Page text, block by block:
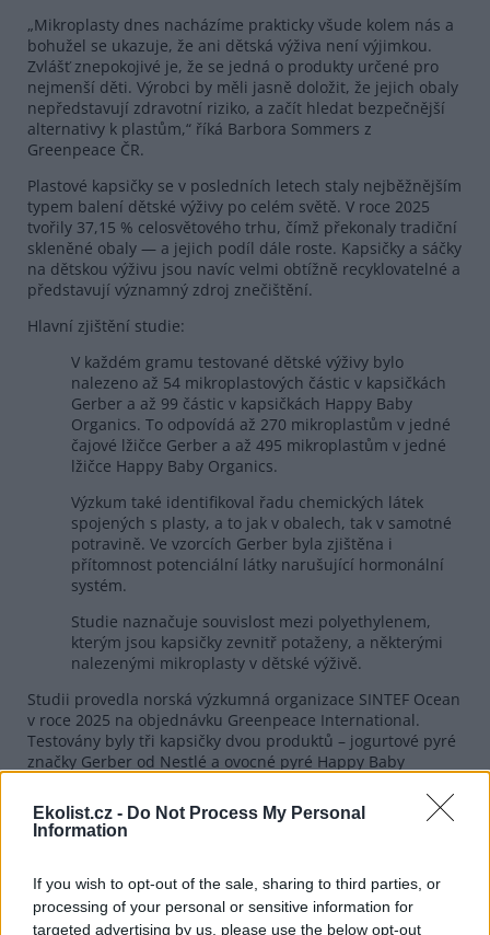
Ekolist.cz - Do Not Process My Personal
Information
If you wish to opt-out of the sale, sharing to third parties, or
processing of your personal or sensitive information for
targeted advertising by us, please use the below opt-out
„Mikroplasty dnes nacházíme prakticky všude kolem nás a
bohužel se ukazuje, že ani dětská výživa není výjimkou.
Zvlášť znepokojivé je, že se jedná o produkty určené pro
nejmenší děti. Výrobci by měli jasně doložit, že jejich obaly
nepředstavují zdravotní riziko, a začít hledat bezpečnější
alternativy k plastům,“ říká Barbora Sommers z
Greenpeace ČR.
Plastové kapsičky se v posledních letech staly nejběžnějším
typem balení dětské výživy po celém světě. V roce 2025
tvořily 37,15 % celosvětového trhu, čímž překonaly tradiční
skleněné obaly — a jejich podíl dále roste. Kapsičky a sáčky
na dětskou výživu jsou navíc velmi obtížně recyklovatelné a
představují významný zdroj znečištění.
Hlavní zjištění studie:
V každém gramu testované dětské výživy bylo
nalezeno až 54 mikroplastových částic v kapsičkách
Gerber a až 99 částic v kapsičkách Happy Baby
Organics. To odpovídá až 270 mikroplastům v jedné
čajové lžičce Gerber a až 495 mikroplastům v jedné
lžičce Happy Baby Organics.
Výzkum také identifikoval řadu chemických látek
spojených s plasty, a to jak v obalech, tak v samotné
potravině. Ve vzorcích Gerber byla zjištěna i
přítomnost potenciální látky narušující hormonální
systém.
Studie naznačuje souvislost mezi polyethylenem,
kterým jsou kapsičky zevnitř potaženy, a některými
nalezenými mikroplasty v dětské výživě.
Studii provedla norská výzkumná organizace SINTEF Ocean
v roce 2025 na objednávku Greenpeace International.
Testovány byly tři kapsičky dvou produktů – jogurtové pyré
značky Gerber od Nestlé a ovocné pyré Happy Baby
jaké se prodávají, bez zahřívání.
Greenpeace vyzývá společnosti Nestlé, Danone a další
produkty a doložili, že nepředstavují riziko pro zdraví dětí.
Organizace zároveň požaduje postupné ukončení
používání plastových obalů ve prospěch netoxických,